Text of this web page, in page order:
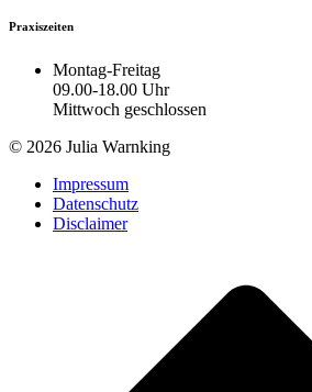
Praxiszeiten
Montag-Freitag
09.00-18.00 Uhr
Mittwoch geschlossen
© 2026 Julia Warnking
Impressum
Datenschutz
Disclaimer